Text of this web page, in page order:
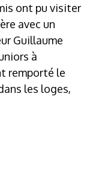
ont pu visiter
avec un
Guillaume
à
remporté le
les loges,